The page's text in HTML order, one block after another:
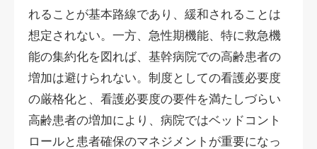
れることが基本路線であり、緩和されることは
想定されない。一方、急性期機能、特に救急機
能の集約化を図れば、基幹病院での高齢患者の
増加は避けられない。制度としての看護必要度
の厳格化と、看護必要度の要件を満たしづらい
高齢患者の増加により、病院ではベッドコント
ロールと患者確保のマネジメントが重要になっ